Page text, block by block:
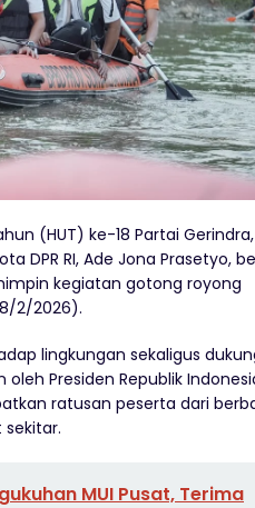
(HUT) ke-18 Partai
DPR RI, Ade Jona Prasetyo,
kegiatan gotong royong
2/2026).
lingkungan sekaligus
Presiden Republik
ratusan peserta dari
MUI Pusat, Terima